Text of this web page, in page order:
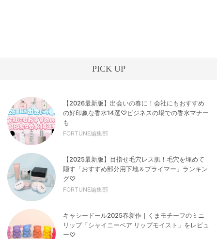
PICK UP
【2026最新版】出会いの春に！会社にもおすすめ
の好印象な香水14選♡ビジネスの場での香水マナー
も
FORTUNE編集部
【2025最新版】目指せ毛穴レス肌！毛穴を埋めて
隠す「おすすめ部分用下地＆プライマー」ランキン
グ♡
FORTUNE編集部
キャシードール2025春新作｜くまモチーフのミニ
リップ「シャイニーベア リップモイスト」をレビュ
ー♡